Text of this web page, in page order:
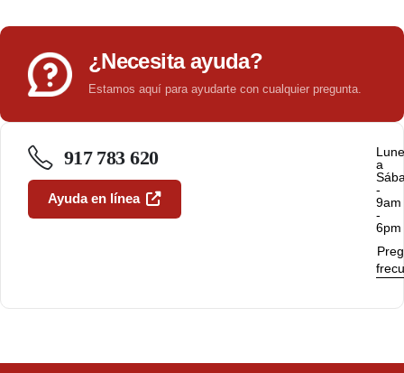
¿Necesita ayuda?
Estamos aquí para ayudarte con cualquier pregunta.
917 783 620
Ayuda en línea
a
-
9am
-
6pm